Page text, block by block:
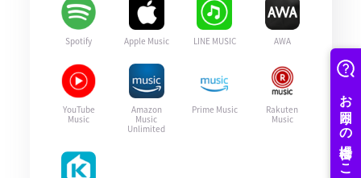
Spotify Apple Music LINE MUSIC AWA
YouTube
Music
Amazon
Music
Unlimited
Prime Music
Rakuten
Music